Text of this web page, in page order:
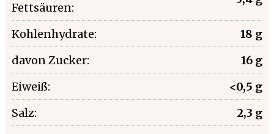
Fettsäuren:
Kohlenhydrate:
18 g
davon Zucker:
16 g
Eiweiß:
<0,5 g
Salz:
2,3 g